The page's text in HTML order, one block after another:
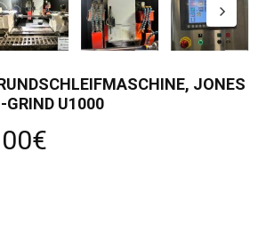
JONES
U1000
€